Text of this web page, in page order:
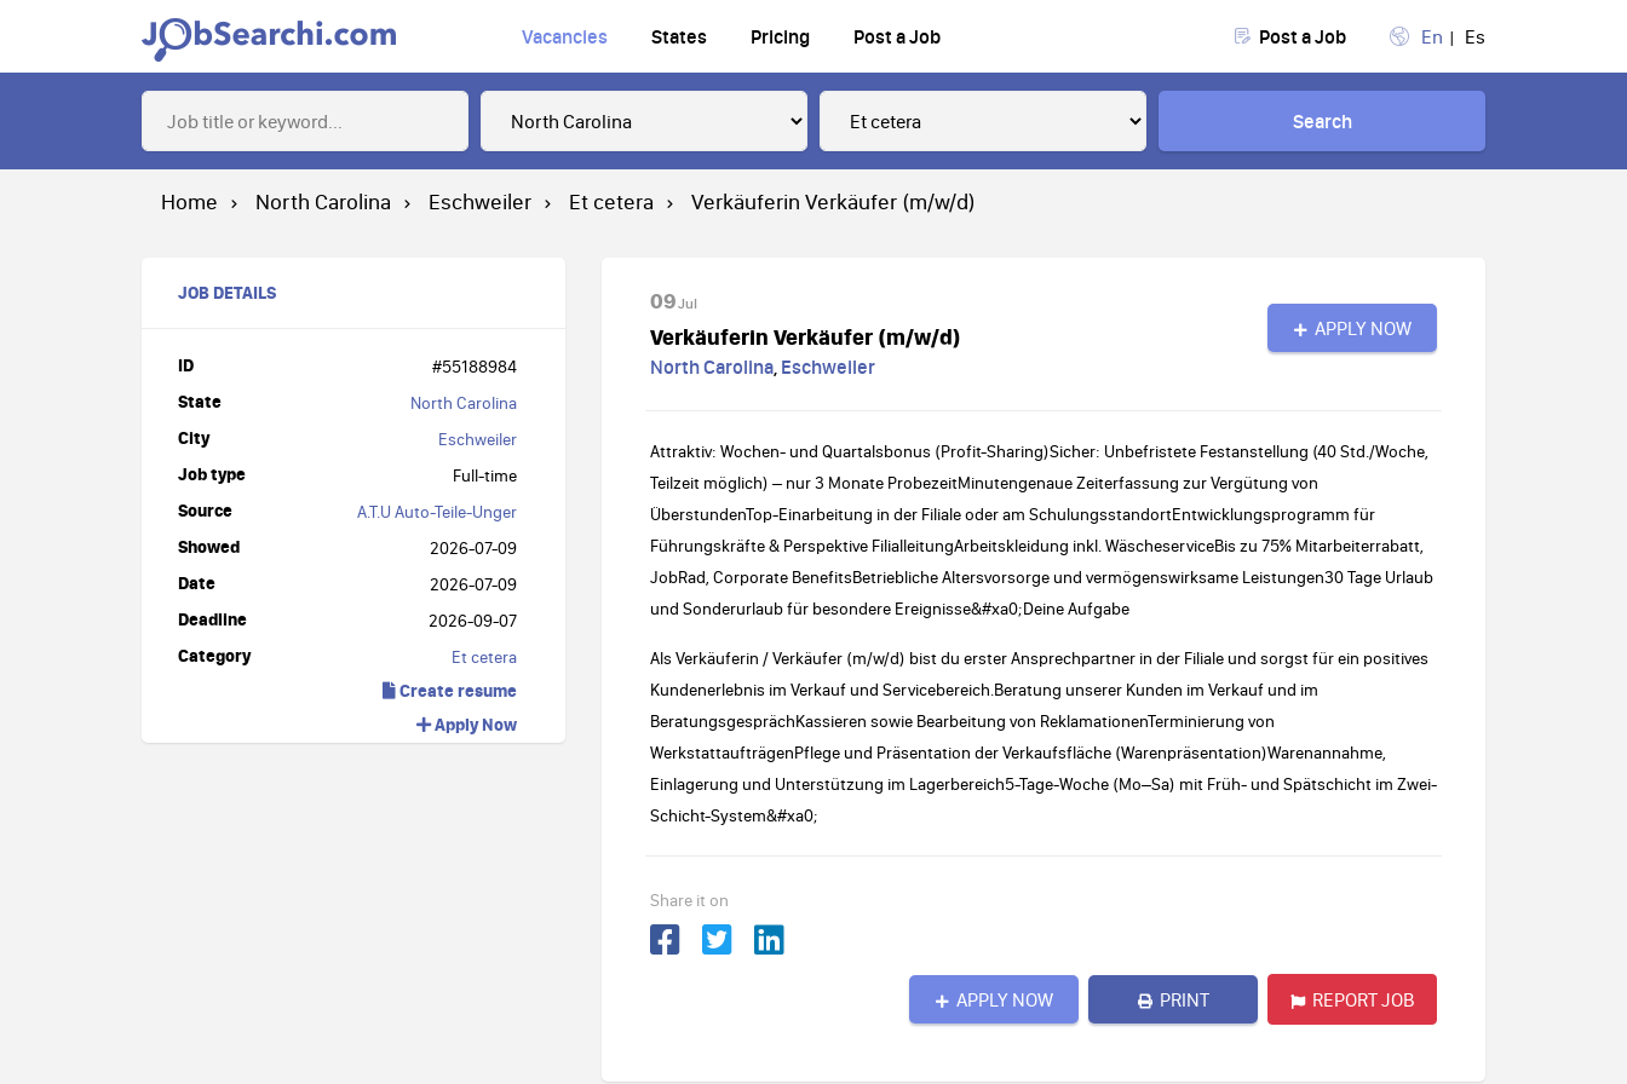
Vacancies States Pricing Post a Job Post a Job En Es
Search
Home North Carolina Eschweiler Et cetera Verkäuferin Verkäufer (m/w/d)
JOB DETAILS
ID #55188984
State North Carolina
City Eschweiler
Job type Full-time
Source A.T.U Auto-Teile-Unger
Showed 2026-07-09
Date 2026-07-09
Deadline 2026-09-07
Category Et cetera
Create resume
Apply Now
09Jul
Verkäuferin Verkäufer (m/w/d)
North Carolina, Eschweiler
APPLY NOW
Attraktiv: Wochen- und Quartalsbonus (Profit-Sharing)Sicher: Unbefristete Festanstellung (40 Std./Woche,
Teilzeit möglich) – nur 3 Monate ProbezeitMinutengenaue Zeiterfassung zur Vergütung von
ÜberstundenTop-Einarbeitung in der Filiale oder am SchulungsstandortEntwicklungsprogramm für
Führungskräfte & Perspektive FilialleitungArbeitskleidung inkl. WäscheserviceBis zu 75% Mitarbeiterrabatt,
JobRad, Corporate BenefitsBetriebliche Altersvorsorge und vermögenswirksame Leistungen30 Tage Urlaub
und Sonderurlaub für besondere Ereignisse&#xa0;Deine Aufgabe
Als Verkäuferin / Verkäufer (m/w/d) bist du erster Ansprechpartner in der Filiale und sorgst für ein positives
Kundenerlebnis im Verkauf und Servicebereich.Beratung unserer Kunden im Verkauf und im
BeratungsgesprächKassieren sowie Bearbeitung von ReklamationenTerminierung von
WerkstattaufträgenPflege und Präsentation der Verkaufsfläche (Warenpräsentation)Warenannahme,
Einlagerung und Unterstützung im Lagerbereich5-Tage-Woche (Mo–Sa) mit Früh- und Spätschicht im Zwei-
Schicht-System&#xa0;
Share it on
APPLY NOW PRINT REPORT JOB